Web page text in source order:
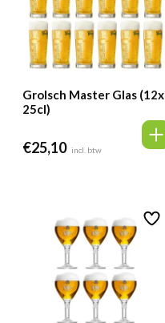
Grolsch Master Glas (12x
25cl)
€25,10 incl. btw